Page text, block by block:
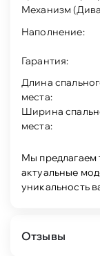
Механизм
Наполнение:
Гарантия:
Длина
места:
Ширина
места:
Мы предлагаем
актуальные
уникальность
Отзывы